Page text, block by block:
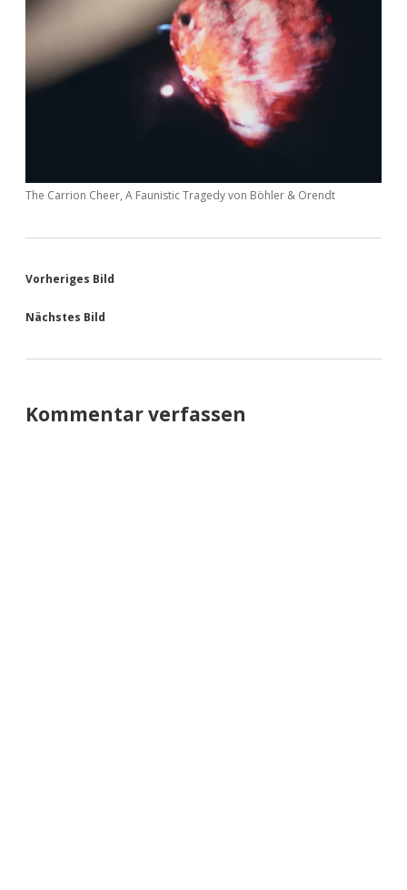
The Carrion Cheer, A Faunistic Tragedy von Böhler & Orendt
Vorheriges Bild
Nächstes Bild
Kommentar verfassen